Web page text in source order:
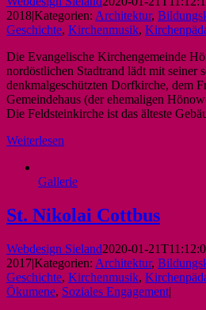
2018|Kategorien: Architektur,
Geschichte, Kirchenmusik,
Die Evangelische Kirchengemeinde
nordöstlichen Stadtrand lädt mit seiner
denkmalgeschützten Dorfkirche, dem
Gemeindehaus (der ehemaligen
Die Feldsteinkirche ist das älteste
Weiterlesen
Gallerie
St. Nikolai Cottbus
Webdesign Sieland2020-01-
2017|Kategorien: Architektur,
Geschichte, Kirchenmusik,
Ökumene, Soziales Engagement|